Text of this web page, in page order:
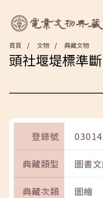
首頁 文物 典藏文物
頭社堰堤標準
登錄號
典藏類型 圖書
典藏次類
圖繪